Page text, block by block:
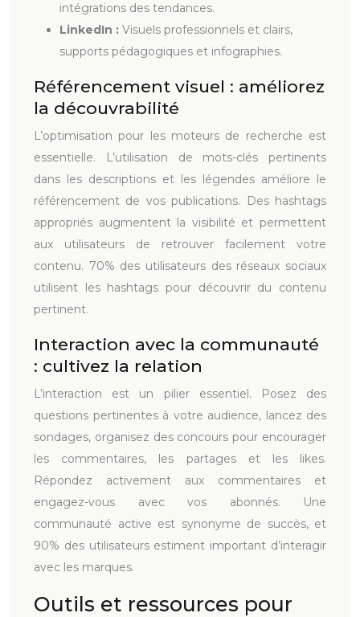
intégrations des tendances.
LinkedIn : Visuels professionnels et clairs,
supports pédagogiques et infographies.
Référencement visuel : améliorez
la découvrabilité
L’optimisation pour les moteurs de recherche est
essentielle. L’utilisation de mots-clés pertinents
dans les descriptions et les légendes améliore le
référencement de vos publications. Des hashtags
appropriés augmentent la visibilité et permettent
aux utilisateurs de retrouver facilement votre
contenu. 70% des utilisateurs des réseaux sociaux
utilisent les hashtags pour découvrir du contenu
pertinent.
Interaction avec la communauté
: cultivez la relation
L’interaction est un pilier essentiel. Posez des
questions pertinentes à votre audience, lancez des
sondages, organisez des concours pour encourager
les commentaires, les partages et les likes.
Répondez activement aux commentaires et
engagez-vous avec vos abonnés. Une
communauté active est synonyme de succès, et
90% des utilisateurs estiment important d’interagir
avec les marques.
Outils et ressources pour